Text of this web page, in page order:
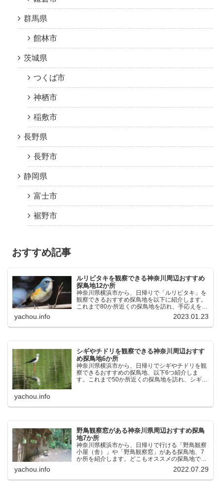
群馬県
館林市
茨城県
つくば市
神栖市
稲敷市
長野県
長野市
静岡県
富士市
裾野市
おすすめ記事
ルリビタキを観察できる神奈川周辺おすすめ
探鳥地12か所
神奈川県横浜市から、日帰りで「ルリビタキ」を
観察できるおすすめ探鳥地を以下に紹介します。
これまで80か所近くの探鳥地を訪れ、手応えを感
じた場所です。以下、★ が多いほど観察しやす
く、出現頻度が高いと感じた場所です。 北本自然
観察公園：埼玉県...
yachou.info 2023.01.23
シギやチドリを観察できる神奈川周辺おすす
め探鳥地6か所
神奈川県横浜市から、日帰りでシギやチドリを観
察できるおすすめの探鳥地、以下6つ紹介しま
す。これまで50か所近くの探鳥地を訪れ、シギや
yachou.info
野鳥観察窓がある神奈川県周辺おすすめ探鳥
地7か所
神奈川県横浜市から、日帰りで行ける「野鳥観察
小屋（舎）」や「野鳥観察窓」がある探鳥地、7
か所を紹介します。どこもオススメの探鳥地で
す。実際に訪れてみると、野山にいる野鳥、海や
湖にいる野鳥それぞれ違う観察になりました。街
中にあり、電車で行ける...
yachou.info 2022.07.29